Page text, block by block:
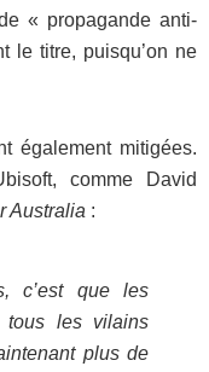
« propagande anti-
le titre, puisqu’on ne
également mitigées.
comme David
Australia :
c’est que les
tous les vilains
plus de